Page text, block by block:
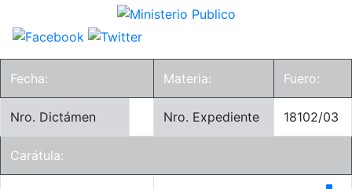
Fecha: Materia: Fuero:
Nro. Dictámen Nro. Expediente 18102/03
Carátula: